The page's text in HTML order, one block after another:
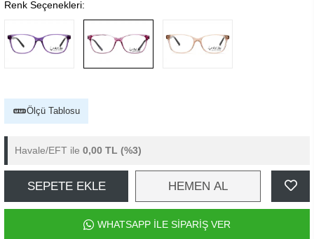
Renk Seçenekleri:
Ölçü Tablosu
Havale/EFT ile 0,00 TL (%3)
SEPETE EKLE HEMEN AL
WHATSAPP İLE SİPARİŞ VER